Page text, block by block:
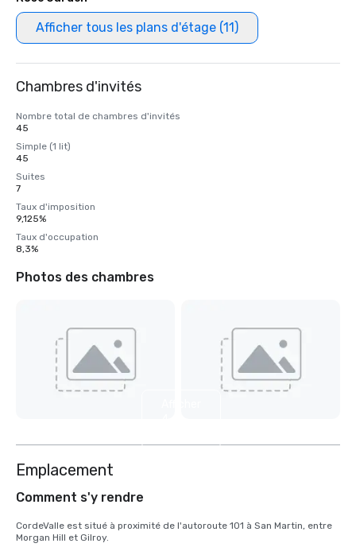
Afficher tous les plans d'étage (11)
Chambres d'invités
Nombre total de chambres d'invités
45
Simple (1 lit)
45
Suites
7
Taux d'imposition
9,125%
Taux d'occupation
8,3%
Photos des chambres
Emplacement
Comment s'y rendre
CordeValle est situé à proximité de l'autoroute 101 à San Martin, entre
Morgan Hill et Gilroy.